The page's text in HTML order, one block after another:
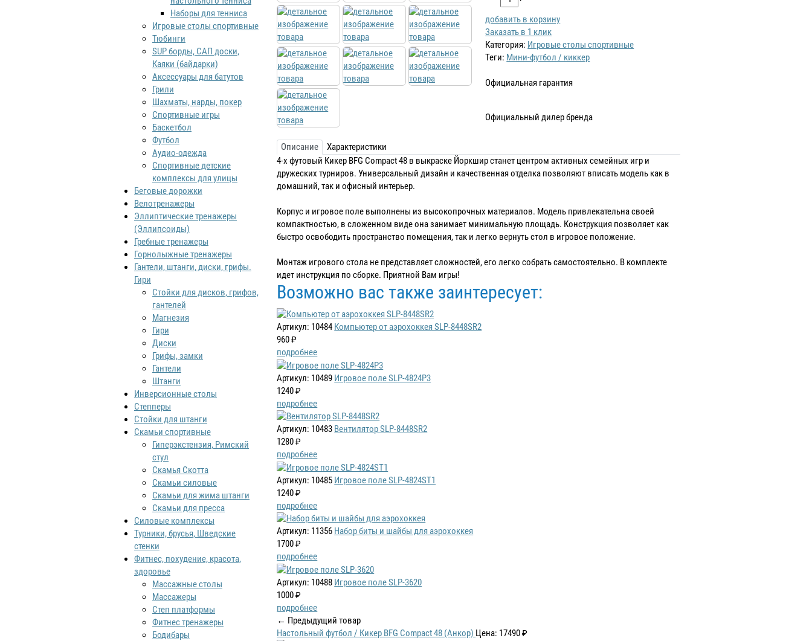
добавить в корзину
Заказать в 1 клик
Категория: Игровые столы спортивные
Теги: Мини-футбол / киккер
Официальная гарантия
Официальный дилер бренда
Описание
Характеристики
4-х футовый Кикер BFG Compact 48 в выкраске Йоркшир станет центром активных семейных игр и
дружеских турниров. Универсальный дизайн и качественная отделка позволяют вписать модель как в
домашний, так и офисный интерьер.
Корпус и игровое поле выполнены из высокопрочных материалов. Модель привлекательна своей
компактностью, в сложенном виде она занимает минимальную площадь. Конструкция позволяет как
быстро освободить пространство помещения, так и легко вернуть стол в игровое положение.
Монтаж игрового стола не представляет сложностей, его легко собрать самостоятельно. В комплекте
идет инструкция по сборке. Приятной Вам игры!
Возможно вас также заинтересует:
Артикул: 10484 Компьютер от аэрохоккея SLP-8448SR2
960 ₽
подробнее
Артикул: 10489 Игровое поле SLP-4824P3
1240 ₽
подробнее
Артикул: 10483 Вентилятор SLP-8448SR2
1280 ₽
подробнее
Артикул: 10485 Игровое поле SLP-4824ST1
1240 ₽
подробнее
Артикул: 11356 Набор биты и шайбы для аэрохоккея
1700 ₽
подробнее
Артикул: 10488 Игровое поле SLP-3620
1000 ₽
подробнее
← Предыдущий товар
Настольный футбол / Кикер BFG Compact 48 (Анкор) Цена: 17490 ₽
Наборы для тенниса
Игровые столы спортивные
Тюбинги
SUP борды, САП доски,
Каяки (байдарки)
Аксессуары для батутов
Грили
Шахматы, нарды, покер
Спортивные игры
Баскетбол
Футбол
Аудио-одежда
Спортивные детские
комплексы для улицы
Беговые дорожки
Велотренажеры
Эллиптические тренажеры
(Эллипсоиды)
Гребные тренажеры
Горнолыжные тренажеры
Гантели, штанги, диски, грифы.
Гири
Стойки для дисков, грифов,
гантелей
Магнезия
Гири
Диски
Грифы, замки
Гантели
Штанги
Инверсионные столы
Степперы
Стойки для штанги
Скамьи спортивные
Гиперэкстензия, Римский
стул
Скамья Скотта
Скамьи силовые
Скамьи для жима штанги
Скамьи для пресса
Силовые комплексы
Турники, брусья, Шведские
стенки
Фитнес, похудение, красота,
здоровье
Массажные столы
Массажеры
Степ платформы
Фитнес тренажеры
Бодибары